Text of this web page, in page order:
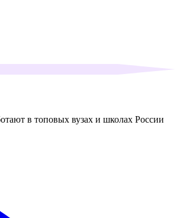
в топовых вузах и школах России